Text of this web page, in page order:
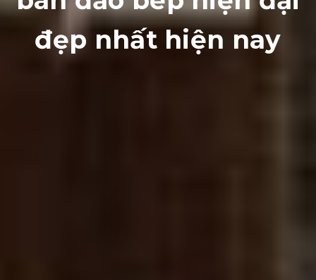
đẹp nhất hiện nay